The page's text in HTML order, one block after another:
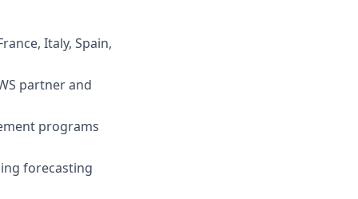
Italy, Spain,
partner and
programs
forecasting